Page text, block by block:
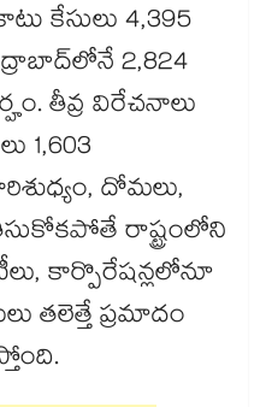
కేసులు 4,395
2,824
తీవ్ర విరేచనాలు
1,603
దోమలు,
రాష్ట్రంలోని
కార్పొరేషన్లలోనూ
తలెత్తే ప్రమాదం